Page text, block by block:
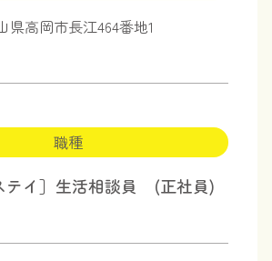
県高岡市長江464番地1
職種
テイ］生活相談員 (正社員)